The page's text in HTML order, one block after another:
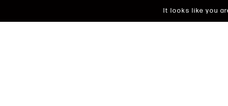
It looks like you